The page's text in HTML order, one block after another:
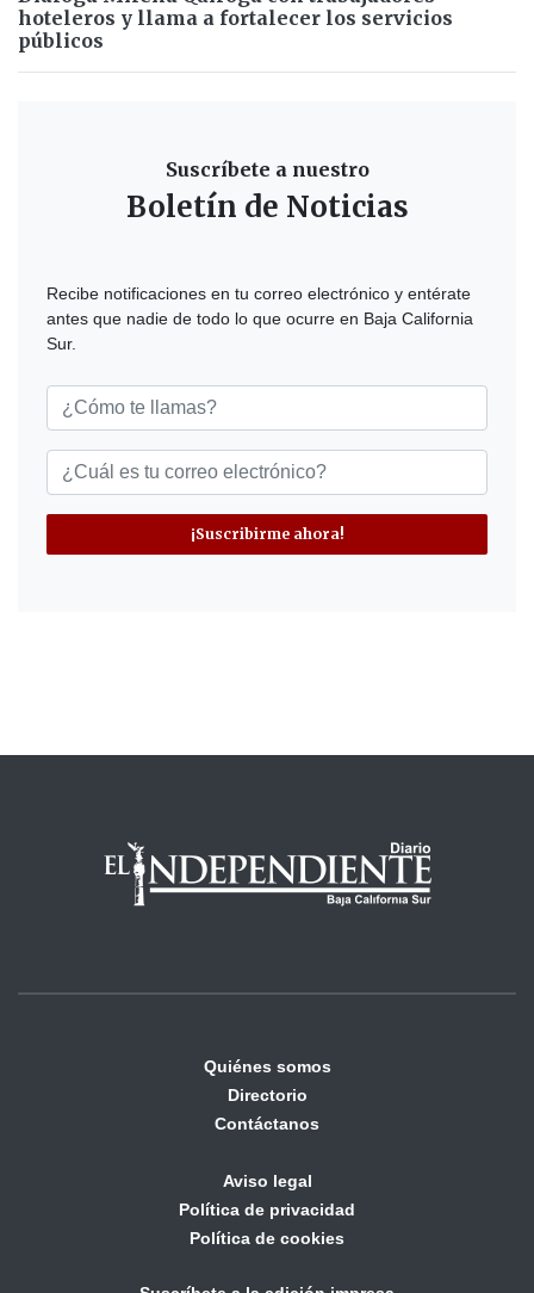
hoteleros y llama a fortalecer los servicios
públicos
Suscríbete a nuestro
Boletín de Noticias
Recibe notificaciones en tu correo electrónico y entérate
antes que nadie de todo lo que ocurre en Baja California
Sur.
¡Suscribirme ahora!
Quiénes somos
Directorio
Contáctanos
Aviso legal
Política de privacidad
Política de cookies